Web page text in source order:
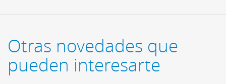
Otras novedades que
pueden interesarte